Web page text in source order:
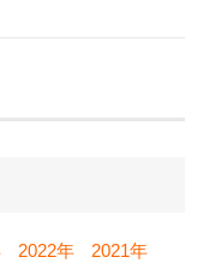
2022年 2021年